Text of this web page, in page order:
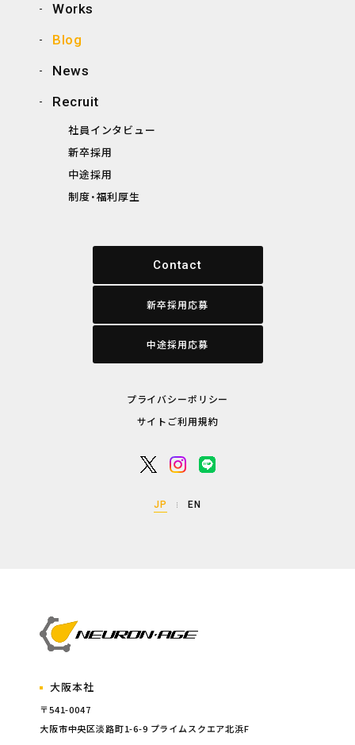
Works
Blog
News
Recruit
社員インタビュー
新卒採用
中途採用
制度・福利厚生
Contact
新卒採用応募
中途採用応募
プライバシーポリシー
サイトご利用規約
JP EN
大阪本社
〒541-0047
大阪市中央区淡路町1-6-9 プライムスクエア北浜F